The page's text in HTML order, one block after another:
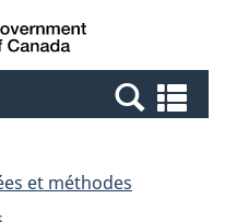
Canada
et
et méthodes